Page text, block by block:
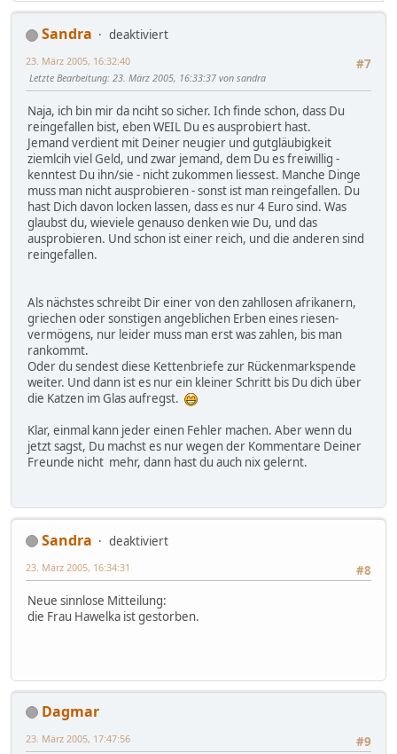
Sandra
deaktiviert
#7
23. März 2005, 16:32:40
Letzte Bearbeitung: 23. März 2005, 16:33:37 von sandra
Naja, ich bin mir da nciht so sicher. Ich finde schon, dass Du
reingefallen bist, eben WEIL Du es ausprobiert hast.
Jemand verdient mit Deiner neugier und gutgläubigkeit
ziemlcih viel Geld, und zwar jemand, dem Du es freiwillig -
kenntest Du ihn/sie - nicht zukommen liessest. Manche Dinge
muss man nicht ausprobieren - sonst ist man reingefallen. Du
hast Dich davon locken lassen, dass es nur 4 Euro sind. Was
glaubst du, wieviele genauso denken wie Du, und das
ausprobieren. Und schon ist einer reich, und die anderen sind
reingefallen.
Als nächstes schreibt Dir einer von den zahllosen afrikanern,
griechen oder sonstigen angeblichen Erben eines riesen-
vermögens, nur leider muss man erst was zahlen, bis man
rankommt.
Oder du sendest diese Kettenbriefe zur Rückenmarkspende
weiter. Und dann ist es nur ein kleiner Schritt bis Du dich über
die Katzen im Glas aufregst.
Klar, einmal kann jeder einen Fehler machen. Aber wenn du
jetzt sagst, Du machst es nur wegen der Kommentare Deiner
Freunde nicht mehr, dann hast du auch nix gelernt.
Sandra
deaktiviert
#8
23. März 2005, 16:34:31
Neue sinnlose Mitteilung:
die Frau Hawelka ist gestorben.
Dagmar
#9
23. März 2005, 17:47:56